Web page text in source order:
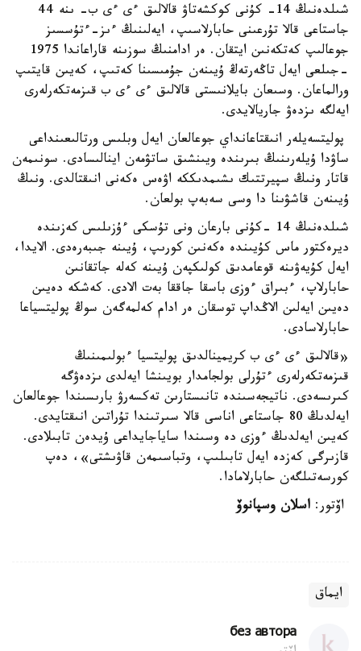
شىلدەنىڭ 14- كۇنى كوكشەتاۋ قالالىق ءى ءى ب- ىنە 44
جاستاعى قالا تۇرعىنى حابارلاسىپ، ايەلىنىڭ ءىز-ءتۇسسىز
جوعالىپ كەتكەنىن ايتقان. ەر ادامنىڭ سوزىنە قاراعاندا 1975
-جىلعى ايەل تاڭەرتەڭ ۇيىنەن جۇمىسىنا كەتىپ، كەيىن قايتىپ
ورالماعان. وسىعان بايلانىستى قالالىق ءى ءى ب قىزمەتكەرلەرى
ايەلگە ىزدەۋ جاريالايدى.
پوليتسەيلەر انىقتاعانداي جوعالعان ايەل وبلىس ورتالىعىنداعى
ساۋدا ۇيلەرىنىڭ بىرىندە ويىنشىق ساتۋمەن اينالىسادى. سونىمەن
قاتار ونىڭ سپيرتتىك ىشىمدىككە اۋەس ەكەنى انىقتالدى. ونىڭ
ۇيىنەن قاشۋىنا دا وسى سەبەپ بولعان.
شىلدەنىڭ 14 -كۇنى بارعان ونى تۇسكى ءۇزىلىس كەزىندە
ديرەكتور ماس كۇيىندە ەكەنىن كورىپ، ۇيىنە جىبەرەدى. الايدا،
ايەل كۇيەۋىنە قوعامدىق كولىكپەن ۇيىنە كەلە جاتقانىن
حابارلاپ، ءبىراق ءوزى باسقا جاققا بەت الادى. كەشكە دەيىن
دەيىن ايەلىن الاڭداپ توسقان ەر ادام كەلمەگەن سوڭ پوليتسياعا
حابارلاسادى.
«قالالىق ءى ءى ب كريمينالدىق پوليتسيا ءبولىمىنىڭ
قىزمەتكەرلەرى ءتۇرلى بولجامدار بويىنشا ايەلدى ىزدەۋگە
كىرىسەدى. ناتيجەسىندە تانىستارىن تەكسەرۋ بارىسىندا جوعالعان
ايەلدىڭ 80 جاستاعى اناسى قالا سىرتىندا تۇراتىن انىقتايدى.
كەيىن ايەلدىڭ ءوزى دە وسىندا ساياجايداعى ۇيدەن تابىلادى.
قازىرگى كەزدە ايەل تابىلىپ، وتباسىمەن قاۋىشتى»، دەپ
كورسەتىلگەن حابارلامادا.
اۆتور: اسلان وسپانوۆ
ايماق
без автора